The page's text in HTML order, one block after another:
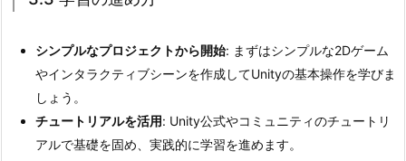
の
め
方
3.
4.
3.
シンプルなプロジェクトから開始: まずはシンプルな2Dゲーム
やインタラクティブシーンを作成してUnityの基本操作を学びま
しょう。
チュートリアルを活用: Unity公式やコミュニティのチュートリ
アルで基礎を固め、実践的に学習を進めます。